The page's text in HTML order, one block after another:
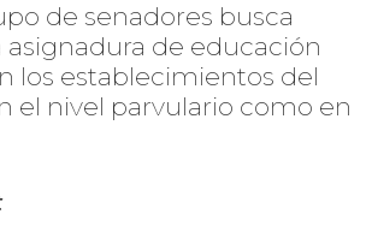
de senadores busca
asignadura de educación
los establecimientos del
el nivel parvulario como en